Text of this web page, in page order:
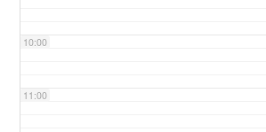
10:00
11:00